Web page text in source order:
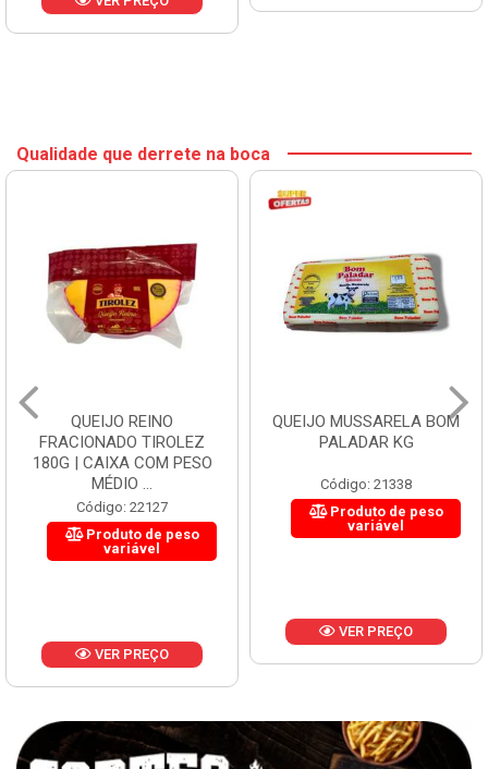
Qualidade que derrete na boca
QUEIJO REINO
FRACIONADO TIROLEZ
180G | CAIXA COM PESO
MÉDIO ...
Código: 22127
Produto de peso
variável
VER PREÇO
QUEIJO MUSSARELA BOM
PALADAR KG
Código: 21338
Produto de peso
variável
VER PREÇO